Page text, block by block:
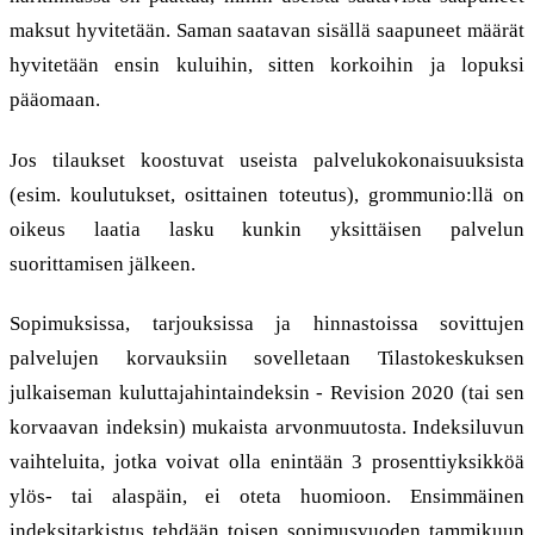
maksut hyvitetään. Saman saatavan sisällä saapuneet määrät
hyvitetään ensin kuluihin, sitten korkoihin ja lopuksi
pääomaan.
Jos tilaukset koostuvat useista palvelukokonaisuuksista
(esim. koulutukset, osittainen toteutus), grommunio:llä on
oikeus laatia lasku kunkin yksittäisen palvelun
suorittamisen jälkeen.
Sopimuksissa, tarjouksissa ja hinnastoissa sovittujen
palvelujen korvauksiin sovelletaan Tilastokeskuksen
julkaiseman kuluttajahintaindeksin - Revision 2020 (tai sen
korvaavan indeksin) mukaista arvonmuutosta. Indeksiluvun
vaihteluita, jotka voivat olla enintään 3 prosenttiyksikköä
ylös- tai alaspäin, ei oteta huomioon. Ensimmäinen